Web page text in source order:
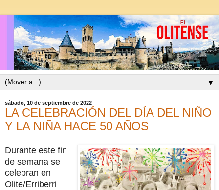
▼
sábado, 10 de septiembre de 2022
LA CELEBRACIÓN DEL DÍA DEL NIÑO
Y LA NIÑA HACE 50 AÑOS
Durante este fin
de semana se
celebran en
Olite/Erriberri